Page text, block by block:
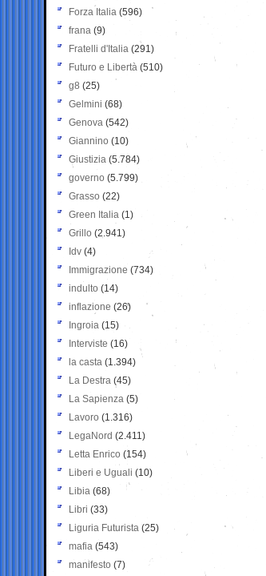
Forza Italia (596)
frana (9)
Fratelli d'Italia (291)
Futuro e Libertà (510)
g8 (25)
Gelmini (68)
Genova (542)
Giannino (10)
Giustizia (5.784)
governo (5.799)
Grasso (22)
Green Italia (1)
Grillo (2.941)
Idv (4)
Immigrazione (734)
indulto (14)
inflazione (26)
Ingroia (15)
Interviste (16)
la casta (1.394)
La Destra (45)
La Sapienza (5)
Lavoro (1.316)
LegaNord (2.411)
Letta Enrico (154)
Liberi e Uguali (10)
Libia (68)
Libri (33)
Liguria Futurista (25)
mafia (543)
manifesto (7)